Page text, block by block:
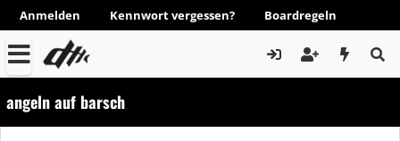
Anmelden Kennwort vergessen? Boardregeln
angeln auf barsch